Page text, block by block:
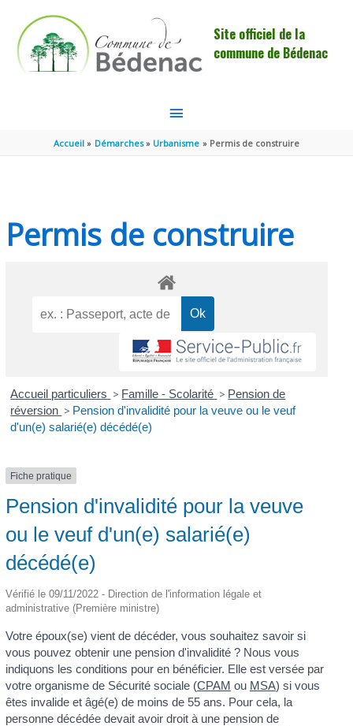
Site officiel de la
commune de Bédenac
MENU
PRINCIPAL
Accueil Démarches Urbanisme Permis de construire
Permis de construire
Accueil particuliers > Famille - Scolarité > Pension de
réversion > Pension d'invalidité pour la veuve ou le veuf
d'un(e) salarié(e) décédé(e)
Fiche pratique
Pension d'invalidité pour la veuve
ou le veuf d'un(e) salarié(e)
décédé(e)
Vérifié le 09/11/2022 - Direction de l'information légale et
administrative (Première ministre)
Votre époux(se) vient de décéder, vous souhaitez savoir si
vous pouvez obtenir une pension d'invalidité ? Nous vous
indiquons les conditions pour en bénéficier. Elle est versée par
votre organisme de Sécurité sociale (CPAM ou MSA) si vous
êtes invalide et âgé(e) de moins de 55 ans. Pour cela, la
personne décédée devait avoir droit à une pension de